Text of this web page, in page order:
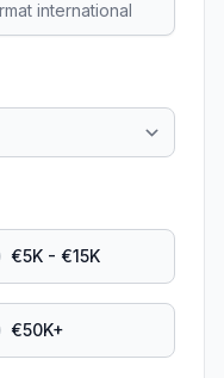
€5K - €15K
€50K+